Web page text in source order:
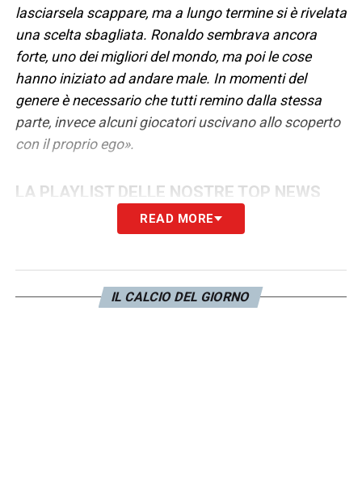
lasciarsela scappare, ma a lungo termine si è rivelata
una scelta sbagliata. Ronaldo sembrava ancora
forte, uno dei migliori del mondo, ma poi le cose
hanno iniziato ad andare male. In momenti del
genere è necessario che tutti remino dalla stessa
parte, invece alcuni giocatori uscivano allo scoperto
con il proprio ego».
LA PLAYLIST DELLE NOSTRE TOP NEWS
READ MORE
IL CALCIO DEL GIORNO